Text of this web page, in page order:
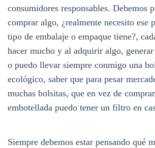
consumidores responsables. Debemos
comprar algo, ¿realmente necesito ese
tipo de embalaje o empaque tiene?,
hacer mucho y al adquirir algo, generar
o puedo llevar siempre conmigo una
ecológico, saber que para pesar
muchas bolsitas, que en vez de
embotellada puedo tener un filtro en
Siempre debemos estar pensando qué